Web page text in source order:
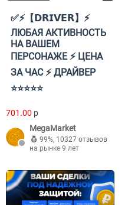
✅⚡【𝗗𝗥𝗜𝗩𝗘𝗥】⚡
ЛЮБАЯ АКТИВНОСТЬ
НА ВАШЕМ
ПЕРСОНАЖЕ ⚡ ЦЕНА
ЗА ЧАС ⚡ ДРАЙВЕР
⭐⭐⭐⭐⭐
701.00 p
MegaMarket
99%, 10327 отзывов
на рынке 9 лет